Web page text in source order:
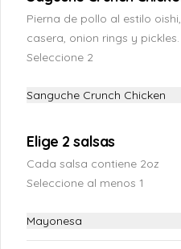
Atun
Pierna de pollo al estilo
casera, onion rings y pickles.
Seleccione 2
Sanguche Crunch Chicken
Elige 2 salsas
Cada salsa contiene 2oz
Seleccione al menos 1
Mayonesa